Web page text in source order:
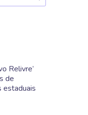
Relivre’
de
estaduais